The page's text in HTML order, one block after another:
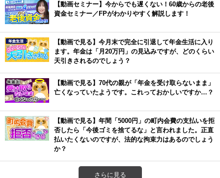
【動画セミナー】今からでも遅くない！60歳からの老後
資金セミナー／FPがわかりやすく解説します！
【動画で見る】今月末で完全に引退して年金生活に入り
ます。年金は「月20万円」の見込みですが、どのくらい
天引きされるのでしょう？
【動画で見る】70代の親が「年金を受け取らないまま」
亡くなっていたようです。これっておかしいですか…？
【動画で見る】年間「5000円」の町内会費の支払いを拒
否したら「今後ゴミを捨てるな」と言われました。正直
払いたくないのですが、法的な拘束力はあるのでしょう
か？
さらに見る